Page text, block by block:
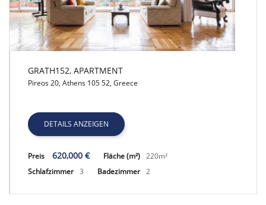
GRATH152, APARTMENT
Pireos 20, Athens 105 52, Greece
DETAILS ANZEIGEN
Preis 620,000 € Fläche (m²) 220m²
Schlafzimmer 3 Badezimmer 2